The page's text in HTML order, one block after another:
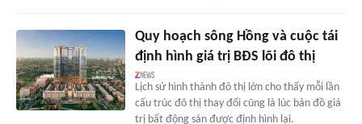
Quy hoạch sông Hồng và cuộc tái
định hình giá trị BĐS lõi đô thị
Lịch sử hình thành đô thị lớn cho thấy mỗi lần
cấu trúc đô thị thay đổi cũng là lúc bản đồ giá
trị bất động sản được định hình lại.